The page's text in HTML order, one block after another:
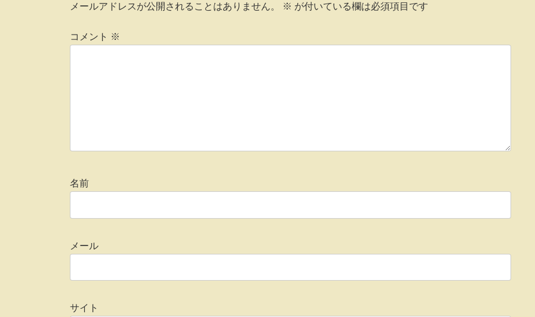
メールアドレスが公開されることはありません。 ※ が付いている欄は必須項目です
コメント ※
名前
メール
サイト